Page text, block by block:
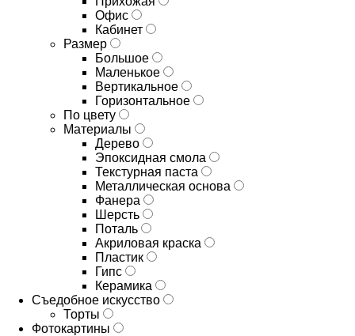
Офис
Кабинет
Размер
Большое
Маленькое
Вертикальное
Горизонтальное
По цвету
Материалы
Дерево
Эпоксидная смола
Текстурная паста
Металлическая основа
Фанера
Шерсть
Поталь
Акриловая краска
Пластик
Гипс
Керамика
Съедобное искусство
Торты
Фотокартины